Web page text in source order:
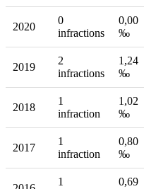
2020
0
infractions
0,00
‰
2019
2
infractions
1,24
‰
2018
1
infraction
1,02
‰
2017
1
infraction
0,80
‰
1
0,69